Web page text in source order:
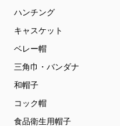
ハンチング
キャスケット
ベレー帽
三角巾・バンダナ
和帽子
コック帽
食品衛生用帽子